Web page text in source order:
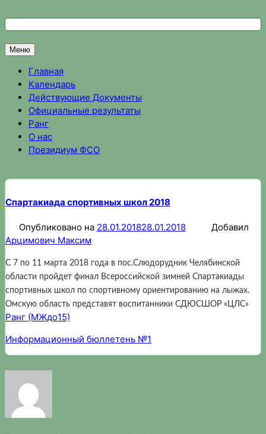
кФедерация спортивного ориентирования Омской области
Спортивное ориентирование в Омске, результаты
Меню
Главная
Календарь
Действующие Документы
Официальные результаты
Ранг
О нас
Президиум ФСО
Спартакиада спортивных школ 2018
Опубликовано на 28.01.201828.01.2018
Добавил
Арцимович Максим
С 7 по 11 марта 2018 года в пос.Слюдорудник Челябинской
области пройдет финал Всероссийской зимней Спартакиады
спортивных школ по спортивному ориентированию на лыжах.
Омскую область представят воспитанники СДЮСШОР «ЦЛС»
Ранг (МЖдо15)
Информационный бюллетень №1